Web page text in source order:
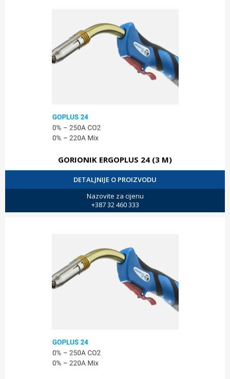
GORIONIK ERGOPLUS 24 (3 M)
DETALJNIJE O PROIZVODU
Nazovite za cijenu
+387 32 460 333